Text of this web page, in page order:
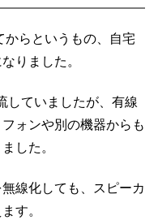
からというもの、自宅
りました。
していましたが、有線
ォンや別の機器からも
した。
線化しても、スピーカ
す。